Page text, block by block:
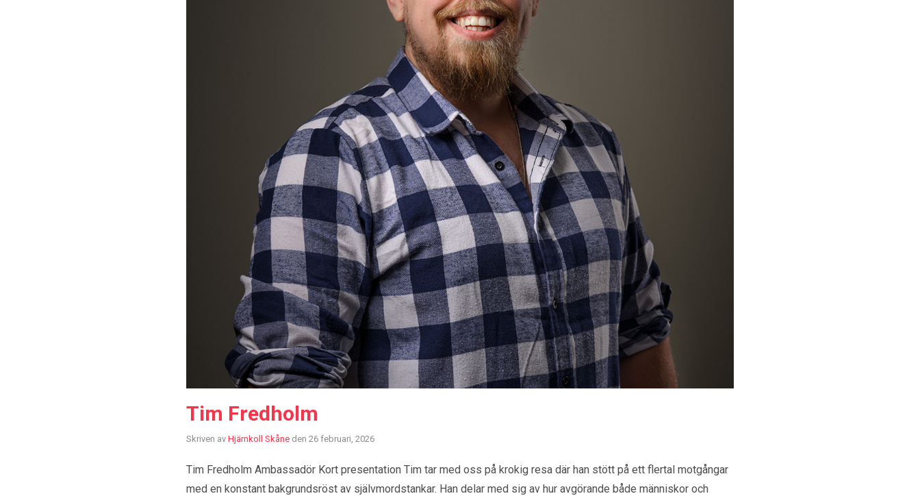
Tim Fredholm
Skriven av Hjärnkoll Skåne den 26 februari, 2026
Tim Fredholm Ambassadör Kort presentation Tim tar med oss på krokig resa där han stött på ett flertal motgångar
med en konstant bakgrundsröst av självmordstankar. Han delar med sig av hur avgörande både människor och